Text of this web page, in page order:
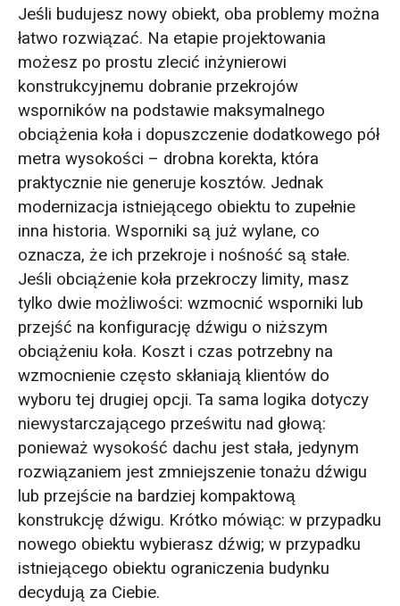
Jeśli budujesz nowy obiekt, oba problemy można
łatwo rozwiązać. Na etapie projektowania
możesz po prostu zlecić inżynierowi
konstrukcyjnemu dobranie przekrojów
wsporników na podstawie maksymalnego
obciążenia koła i dopuszczenie dodatkowego pół
metra wysokości – drobna korekta, która
praktycznie nie generuje kosztów. Jednak
modernizacja istniejącego obiektu to zupełnie
inna historia. Wsporniki są już wylane, co
oznacza, że ich przekroje i nośność są stałe.
Jeśli obciążenie koła przekroczy limity, masz
tylko dwie możliwości: wzmocnić wsporniki lub
przejść na konfigurację dźwigu o niższym
obciążeniu koła. Koszt i czas potrzebny na
wzmocnienie często skłaniają klientów do
wyboru tej drugiej opcji. Ta sama logika dotyczy
niewystarczającego prześwitu nad głową:
ponieważ wysokość dachu jest stała, jedynym
rozwiązaniem jest zmniejszenie tonażu dźwigu
lub przejście na bardziej kompaktową
konstrukcję dźwigu. Krótko mówiąc: w przypadku
nowego obiektu wybierasz dźwig; w przypadku
istniejącego obiektu ograniczenia budynku
decydują za Ciebie.